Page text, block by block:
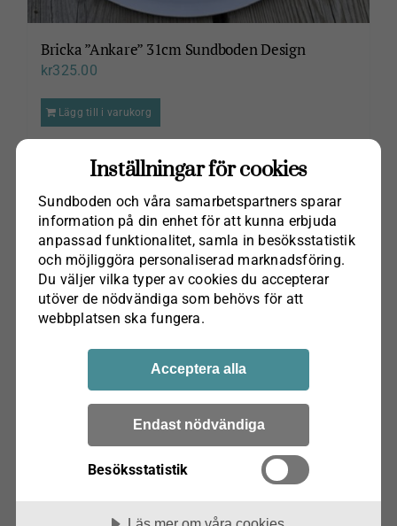
Bricka ”Ankare” 31cm Sundboden Design
kr325.00
Lägg till i varukorg
Inställningar för cookies
Sundboden och våra samarbets­partners sparar
information på din enhet för att kunna erbjuda
anpassad funktionalitet, samla in besöks­statistik
och möjliggöra personaliserad marknads­föring.
Du väljer vilka typer av cookies du accepterar
utöver de nödvändiga som behövs för att
webbplatsen ska fungera.
Acceptera alla
Endast nödvändiga
Besöksstatistik